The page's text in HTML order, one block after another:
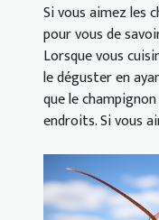
Si vous aimez les
pour vous de
Lorsque vous
le déguster en
que le
endroits. Si vous